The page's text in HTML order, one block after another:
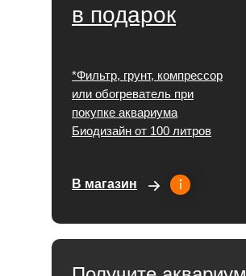
в подарок
В магазин
*Фильтр, грунт, компрессор
или обогреватель при
покупке аквариума
Биодизайн от 100 литров